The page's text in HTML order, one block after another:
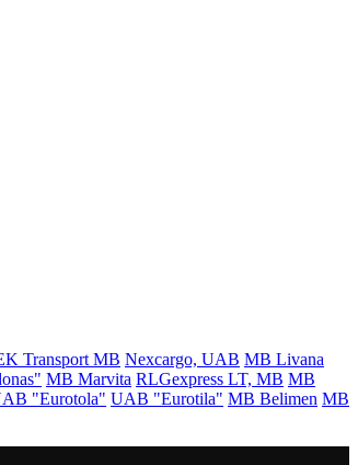
Transport MB Nexcargo, UAB MB Livana
MB Marvita RLGexpress LT, MB MB
"Eurotola" UAB "Eurotila" MB Belimen MB